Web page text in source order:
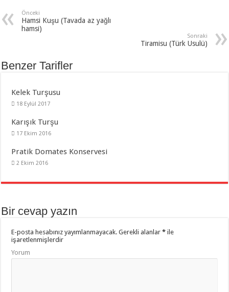
Önceki
Hamsi Kuşu (Tavada az yağlı
hamsi)
Sonraki
Tiramisu (Türk Usulü)
Benzer Tarifler
Kelek Turşusu
18 Eylül 2017
Karışık Turşu
17 Ekim 2016
Pratik Domates Konservesi
2 Ekim 2016
Bir cevap yazın
E-posta hesabınız yayımlanmayacak. Gerekli alanlar* ile
işaretlenmişlerdir
Yorum